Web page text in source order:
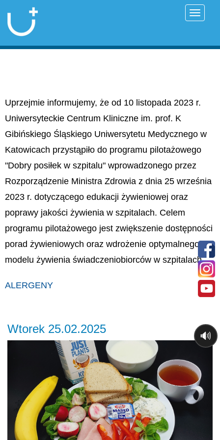
Uprzejmie informujemy, że od 10 listopada 2023 r.
Uniwersyteckie Centrum Kliniczne im. prof. K
Gibińskiego Śląskiego Uniwersytetu Medycznego w
Katowicach przystąpiło do programu pilotażowego
"Dobry posiłek w szpitalu" wprowadzonego przez
Rozporządzenie Ministra Zdrowia z dnia 25 września
2023 r. dotyczącego edukacji żywieniowej oraz
poprawy jakości żywienia w szpitalach. Celem
programu pilotażowego jest zwiększenie dostępności
porad żywieniowych oraz wdrożenie optymalnego
modelu żywienia świadczeniobiorców w szpitalach.
ALERGENY
Wtorek 25.02.2025
🔊